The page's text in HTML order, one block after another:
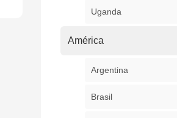
Uganda
América
Argentina
Brasil